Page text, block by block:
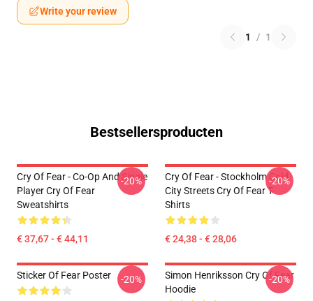
Write your review
1 / 1
Bestsellersproducten
Cry Of Fear - Co-Op And Single
Player Cry Of Fear
Sweatshirts
€ 37,67 - € 44,11
-20%
Cry Of Fear - Stockholm Cold
City Streets Cry Of Fear T-
Shirts
€ 24,38 - € 28,06
-20%
Sticker Of Fear Poster -20%
Simon Henriksson Cry Of Fear
Hoodie
-20%